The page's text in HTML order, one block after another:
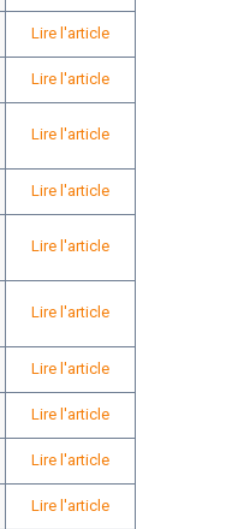
Lire l'article
Lire l'article
Lire l'article
Lire l'article
Lire l'article
Lire l'article
Lire l'article
Lire l'article
Lire l'article
Lire l'article